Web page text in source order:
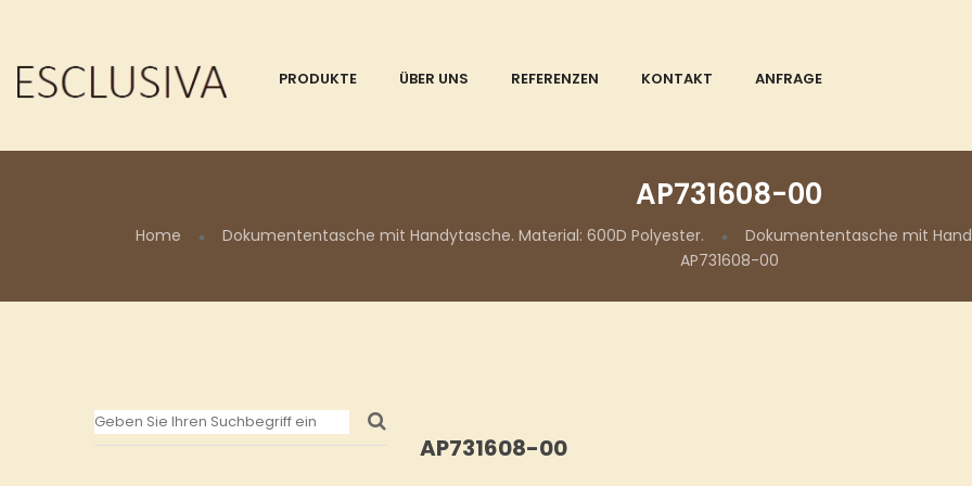
PRODUKTE ÜBER UNS REFERENZEN KONTAKT ANFRAGE
AP731608-00
Home Dokumententasche mit Handytasche. Material: 600D Polyester.
Dokumententasche mit
AP731608-00
AP731608-00